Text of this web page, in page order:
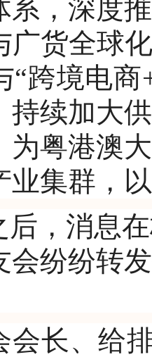
系，深度
广货全球
“跨境电
持续加大
为粤港澳
业集群，
后，消息
会纷纷转
会长、给